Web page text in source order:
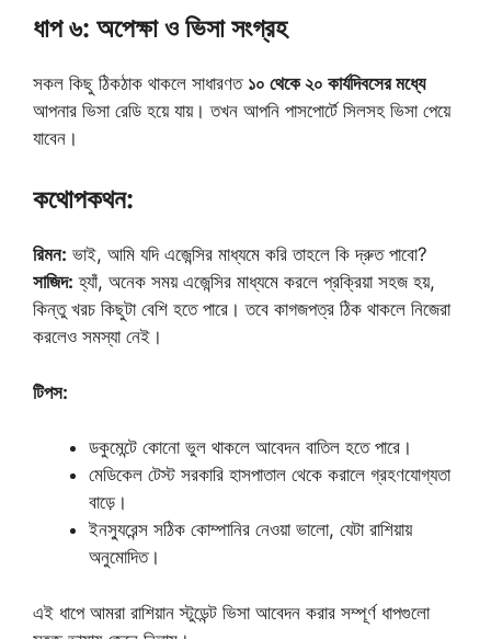
ধাপ ৬: অপেক্ষা ও ভিসা সংগ্রহ
সকল কিছু ঠিকঠাক থাকলে সাধারণত ১০ থেকে ২০ কার্যদিবসের মধ্যে
আপনার ভিসা রেডি হয়ে যায়। তখন আপনি পাসপোর্টে সিলসহ ভিসা পেয়ে
যাবেন।
কথোপকথন:
রিমন: ভাই, আমি যদি এজেন্সির মাধ্যমে করি তাহলে কি দ্রুত পাবো?
সাজিদ: হ্যাঁ, অনেক সময় এজেন্সির মাধ্যমে করলে প্রক্রিয়া সহজ হয়,
কিন্তু খরচ কিছুটা বেশি হতে পারে। তবে কাগজপত্র ঠিক থাকলে নিজেরা
করলেও সমস্যা নেই।
টিপস:
ডকুমেন্টে কোনো ভুল থাকলে আবেদন বাতিল হতে পারে।
মেডিকেল টেস্ট সরকারি হাসপাতাল থেকে করালে গ্রহণযোগ্যতা
বাড়ে।
ইনস্যুরেন্স সঠিক কোম্পানির নেওয়া ভালো, যেটা রাশিয়ায়
অনুমোদিত।
এই ধাপে আমরা রাশিয়ান স্টুডেন্ট ভিসা আবেদন করার সম্পূর্ণ ধাপগুলো